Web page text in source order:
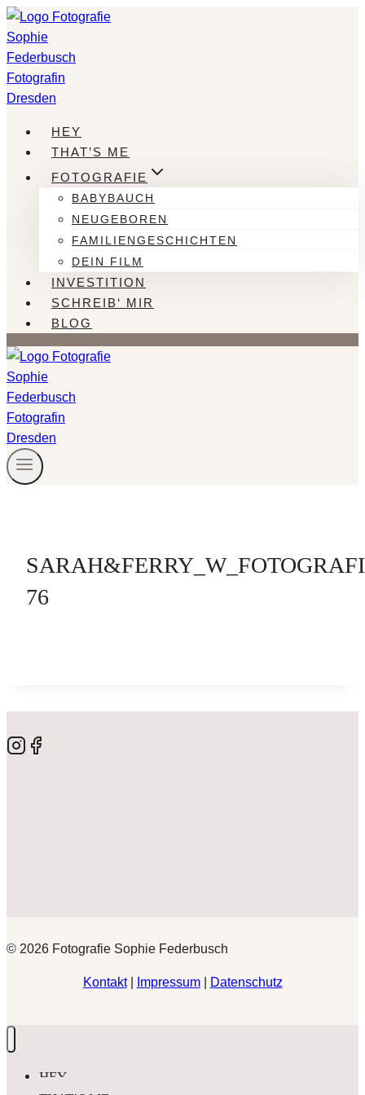
Zum
Inhalt
springen
HEY
THAT’S ME
FOTOGRAFIE
BABYBAUCH
NEUGEBOREN
FAMILIENGESCHICHTEN
DEIN FILM
INVESTITION
SCHREIB‘ MIR
BLOG
76
© 2026 Fotografie Sophie Federbusch
Kontakt| Impressum| Datenschutz
HEY